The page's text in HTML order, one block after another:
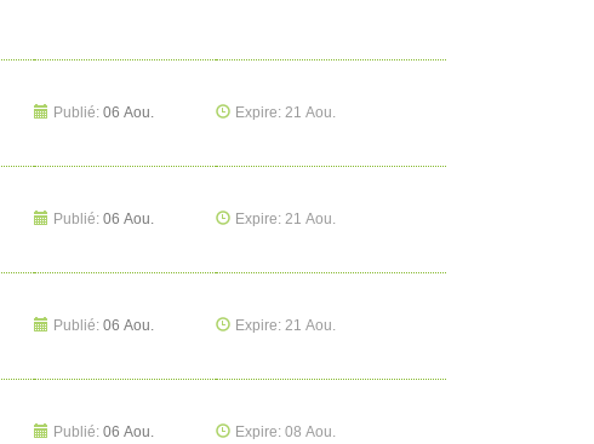
Publié: 06 Aou. Expire: 21 Aou.
Publié: 06 Aou. Expire: 21 Aou.
Publié: 06 Aou. Expire: 21 Aou.
Publié: 06 Aou. Expire: 08 Aou.